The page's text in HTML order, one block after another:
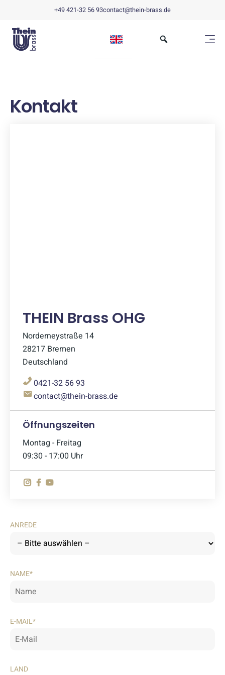
+49 421-32 56 93contact@thein-brass.de
Kontakt
THEIN Brass OHG
Norderneystraße 14
28217 Bremen
Deutschland
0421-32 56 93
contact@thein-brass.de
Öffnungszeiten
Montag - Freitag
09:30 - 17:00 Uhr
ANREDE
NAME*
E-MAIL*
LAND